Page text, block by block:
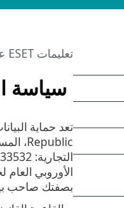
سياسة
تعليمات ESET عبر الإنترنت
بصفتك صاحب